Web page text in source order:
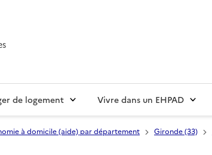
de logement Vivre dans un EHPAD
à domicile (aide) par département Gironde (33)